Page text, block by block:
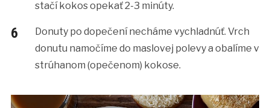
stačí kokos opekať 2-3 minúty.
Donuty po dopečení necháme vychladnúť. Vrch
donutu namočíme do maslovej polevy a obalíme v
strúhanom (opečenom) kokose.